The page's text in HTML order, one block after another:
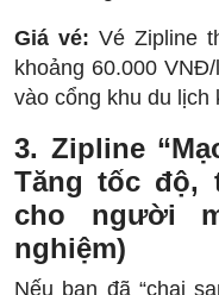
Giá vé: Vé Zipline
khoảng 60.000
vào cổng khu du
3. Zipline
Tăng tốc độ,
cho người
nghiệm)
Nếu bạn đã “chai